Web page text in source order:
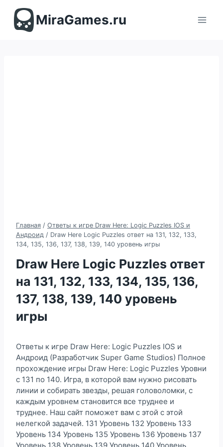
содержимомуMiraGames.ru
Главная / Ответы к игре Draw Here: Logic Puzzles IOS и
Андроид / Draw Here Logic Puzzles ответ на 131, 132, 133,
134, 135, 136, 137, 138, 139, 140 уровень игры
Draw Here Logic Puzzles ответ
на 131, 132, 133, 134, 135, 136,
137, 138, 139, 140 уровень
игры
Ответы к игре Draw Here: Logic Puzzles IOS и
Андроид (Разработчик Super Game Studios) Полное
прохождение игры Draw Here: Logic Puzzles Уровни
с 131 по 140. Игра, в которой вам нужно рисовать
линии и собирать звезды, решая головоломки, с
каждым уровнем становится все труднее и
труднее. Наш сайт поможет вам с этой с этой
нелегкой задачей. 131 Уровень 132 Уровень 133
Уровень 134 Уровень 135 Уровень 136 Уровень 137